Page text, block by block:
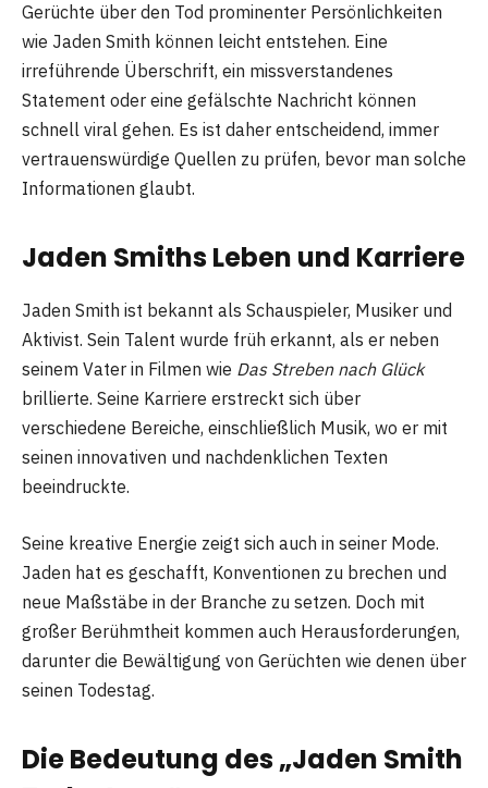
Gerüchte über den Tod prominenter Persönlichkeiten
wie Jaden Smith können leicht entstehen. Eine
irreführende Überschrift, ein missverstandenes
Statement oder eine gefälschte Nachricht können
schnell viral gehen. Es ist daher entscheidend, immer
vertrauenswürdige Quellen zu prüfen, bevor man solche
Informationen glaubt.
Jaden Smiths Leben und Karriere
Jaden Smith ist bekannt als Schauspieler, Musiker und
Aktivist. Sein Talent wurde früh erkannt, als er neben
seinem Vater in Filmen wie Das Streben nach Glück
brillierte. Seine Karriere erstreckt sich über
verschiedene Bereiche, einschließlich Musik, wo er mit
seinen innovativen und nachdenklichen Texten
beeindruckte.
Seine kreative Energie zeigt sich auch in seiner Mode.
Jaden hat es geschafft, Konventionen zu brechen und
neue Maßstäbe in der Branche zu setzen. Doch mit
großer Berühmtheit kommen auch Herausforderungen,
darunter die Bewältigung von Gerüchten wie denen über
seinen Todestag.
Die Bedeutung des „Jaden Smith